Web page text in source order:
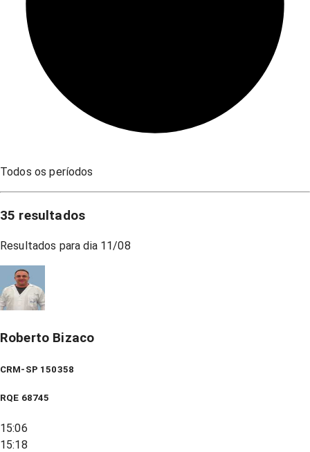
Todos os períodos
35 resultados
Resultados para dia 11/08
Roberto Bizaco
CRM-SP 150358
RQE 68745
15:06
15:18